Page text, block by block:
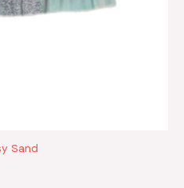
Sand